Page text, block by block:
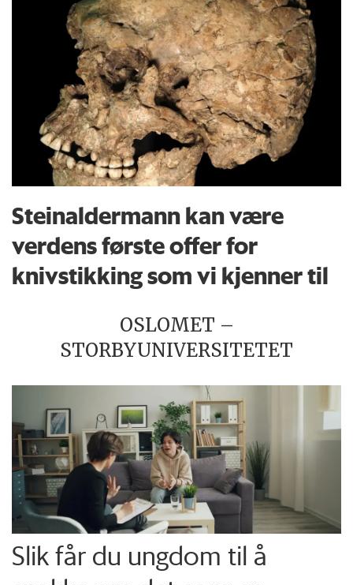
Steinaldermann kan være
verdens første offer for
knivstikking som vi kjenner til
OSLOMET –
STORBYUNIVERSITETET
Slik får du ungdom til å